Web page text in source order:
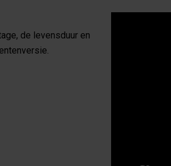
de levensduur en